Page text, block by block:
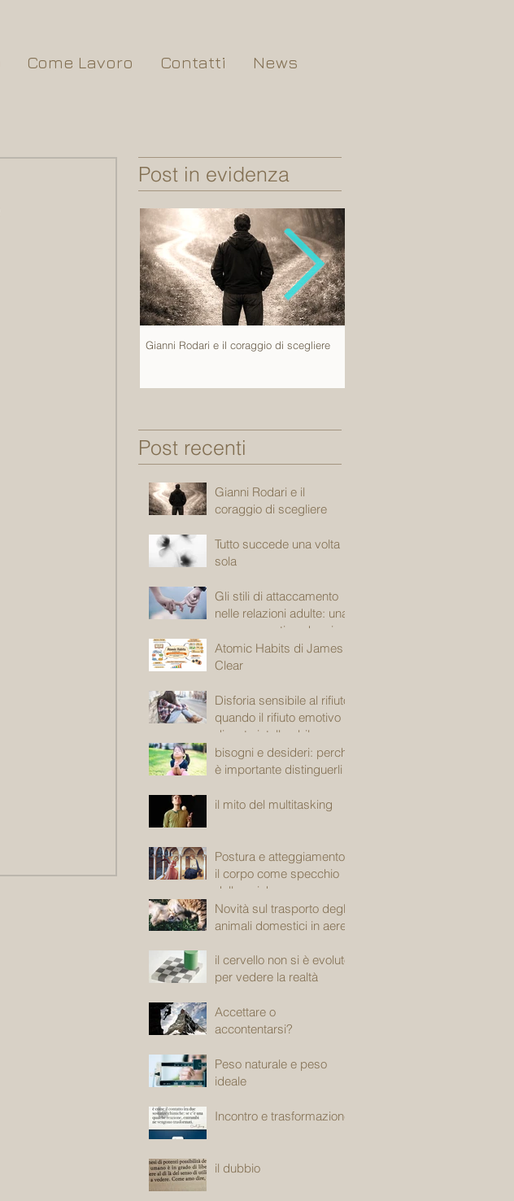
Come Lavoro Contatti News
Post in evidenza
Gianni Rodari e il coraggio di scegliere
Post recenti
Gianni Rodari e il
coraggio di scegliere
Tutto succede una volta
sola
Gli stili di attaccamento
nelle relazioni adulte: una
mappa emotiva che ci
accompagna
Atomic Habits di James
Clear
Disforia sensibile al rifiuto:
quando il rifiuto emotivo
diventa intollerabile
bisogni e desideri: perché
è importante distinguerli
il mito del multitasking
Postura e atteggiamento:
il corpo come specchio
della psiche
Novità sul trasporto degli
animali domestici in aereo
il cervello non si è evoluto
per vedere la realtà
Accettare o
accontentarsi?
Peso naturale e peso
ideale
Incontro e trasformazione
il dubbio